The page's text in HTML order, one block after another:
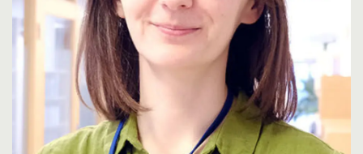
særlig interessant som drivstoff for
langdistanse skipsfart.